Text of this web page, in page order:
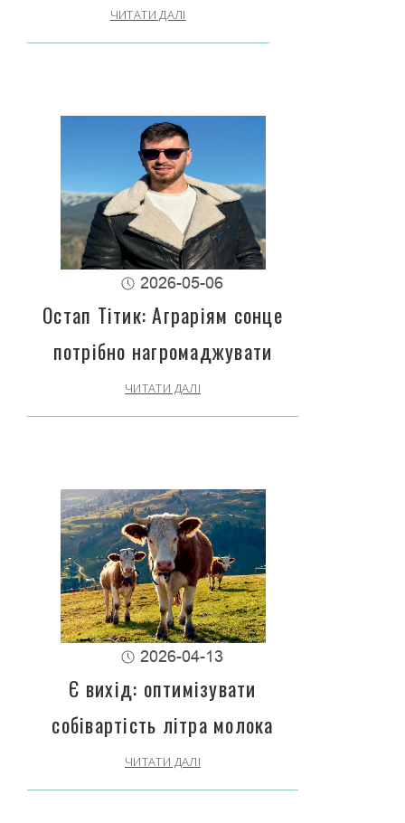
ЧИТАТИ ДАЛІ
2026-05-06
Остап Тітик: Аграріям сонце
потрібно нагромаджувати
ЧИТАТИ ДАЛІ
2026-04-13
Є вихід: оптимізувати
собівартість літра молока
ЧИТАТИ ДАЛІ